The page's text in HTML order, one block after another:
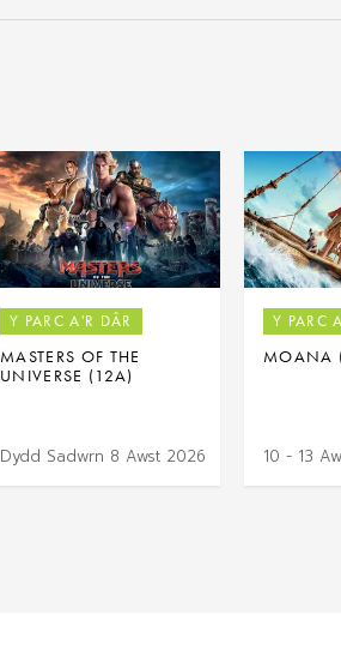
Y PARC A'R DÂR
MASTERS OF THE
UNIVERSE (12A)
Dydd Sadwrn 8 Awst 2026
Y PARC
MOANA
10 - 13